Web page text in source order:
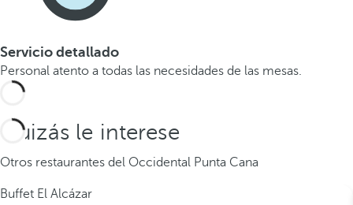
Servicio detallado
Personal atento a todas las necesidades de las mesas.
Quizás le interese
Otros restaurantes del Occidental Punta Cana
Buffet El Alcázar